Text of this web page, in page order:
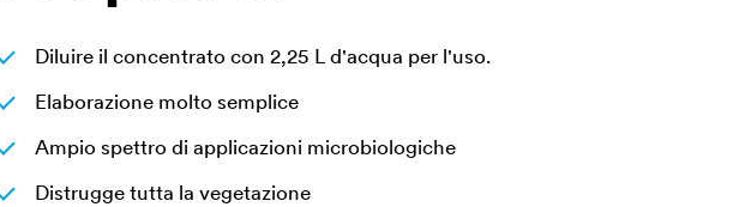
Diluire il concentrato con 2,25 L d'acqua per l'uso.
Elaborazione molto semplice
Ampio spettro di applicazioni microbiologiche
Distrugge tutta la vegetazione